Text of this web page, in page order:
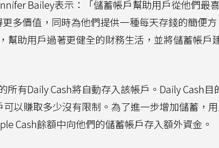
Bailey表示：「儲蓄帳戶幫助用戶從他們最
多價值，同時為他們提供一種每天存錢的簡便方
幫助用戶過著更健全的財務生活，並將儲蓄帳戶
所有Daily Cash將自動存入該帳戶。Daily Cash目
以賺取多少沒有限制。為了進一步增加儲蓄，
Cash餘額中向他們的儲蓄帳戶存入額外資金。